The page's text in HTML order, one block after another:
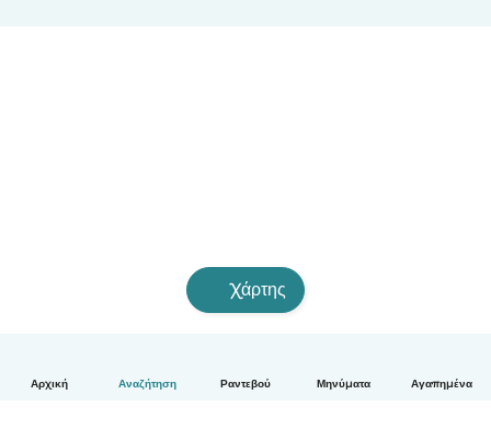
Αρχική Αναζήτηση Ραντεβού Μηνύματα Αγαπημένα
Χάρτης